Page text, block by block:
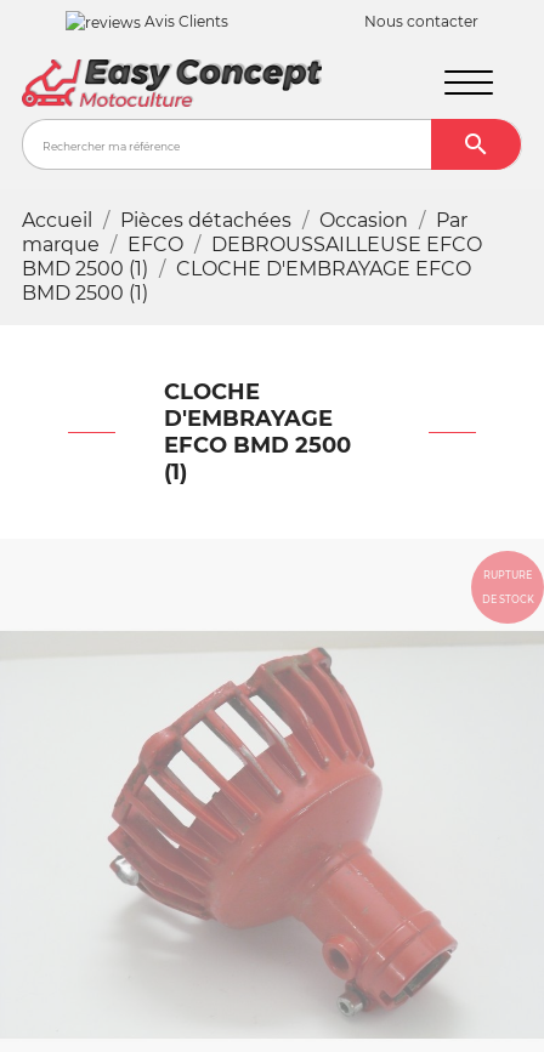
Avis Clients Nous contacter

Accueil Pièces détachées Occasion
Par
marque
EFCO
DEBROUSSAILLEUSE EFCO
BMD 2500 (1)
CLOCHE D'EMBRAYAGE EFCO
BMD 2500 (1)
CLOCHE
D'EMBRAYAGE
EFCO BMD 2500
(1)
RUPTURE
DE STOCK